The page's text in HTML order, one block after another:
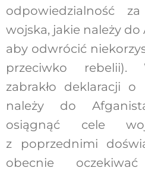
odpowiedzialność
wojska, jakie należy do
aby odwrócić
przeciwko rebelii).
zabrakło deklaracji
należy do
osiągnąć cele
z poprzednimi
obecnie